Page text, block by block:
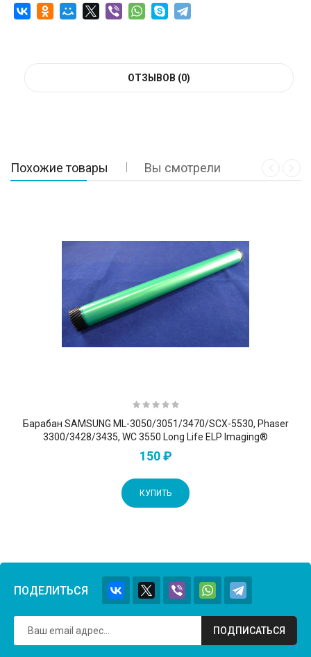
ОТЗЫВОВ (0)
Похожие товары Вы смотрели
Барабан SAMSUNG ML-3050/3051/3470/SCX-5530, Phaser
3300/3428/3435, WC 3550 Long Life ELP Imaging®
150 ₽
КУПИТЬ
ПОДЕЛИТЬСЯ
ПОДПИСАТЬСЯ